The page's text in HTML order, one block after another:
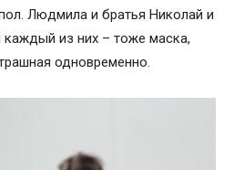
Людмила и братья Николай и
из них – тоже маска,
одновременно.